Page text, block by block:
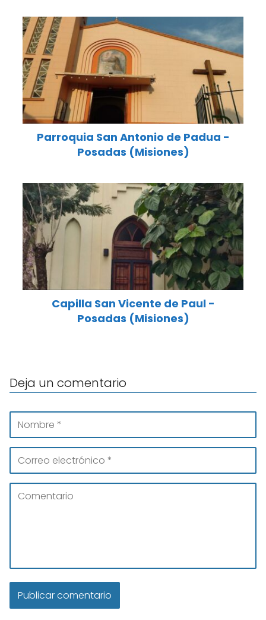
Parroquia San Antonio de Padua -
Posadas (Misiones)
Capilla San Vicente de Paul -
Posadas (Misiones)
Deja un comentario